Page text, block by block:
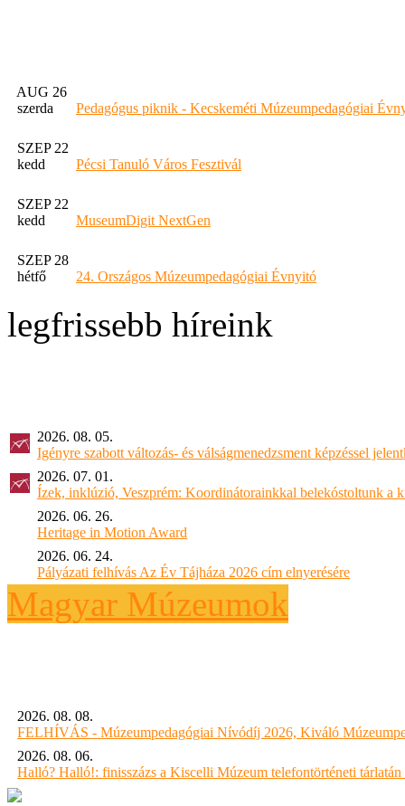
AUG 26
szerda
Pedagógus piknik - Kecskeméti Múzeumpedagógiai
SZEP 22
kedd
Pécsi Tanuló Város Fesztivál
SZEP 22
kedd
MuseumDigit NextGen
SZEP 28
hétfő
24. Országos Múzeumpedagógiai Évnyitó
legfrissebb híreink
2026. 08. 05.
Igényre szabott változás- és válságmenedzsment képzéssel
2026. 07. 01.
Ízek, inklúzió, Veszprém: Koordinátorainkkal belekóstoltunk a
2026. 06. 26.
Heritage in Motion Award
2026. 06. 24.
Pályázati felhívás Az Év Tájháza 2026 cím elnyerésére
Magyar Múzeumok
2026. 08. 08.
FELHÍVÁS - Múzeumpedagógiai Nívódíj 2026, Kiváló
2026. 08. 06.
Halló? Halló!: finisszázs a Kiscelli Múzeum telefontörténeti tárlatán